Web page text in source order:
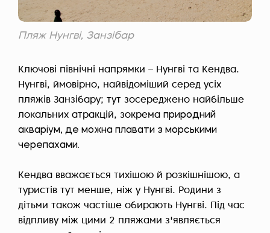
Пляж Нунгві, Занзібар
Ключові північні напрямки – Нунгві та Кендва.
Нунгві, ймовірно, найвідоміший серед усіх
пляжів Занзібару; тут зосереджено найбільше
локальних атракцій, зокрема природний
акваріум, де можна плавати з морськими
черепахами.
Кендва вважається тихішою й розкішнішою, а
туристів тут менше, ніж у Нунгві. Родини з
дітьми також частіше обирають Нунгві. Під час
відпливу між цими 2 пляжами з'являється